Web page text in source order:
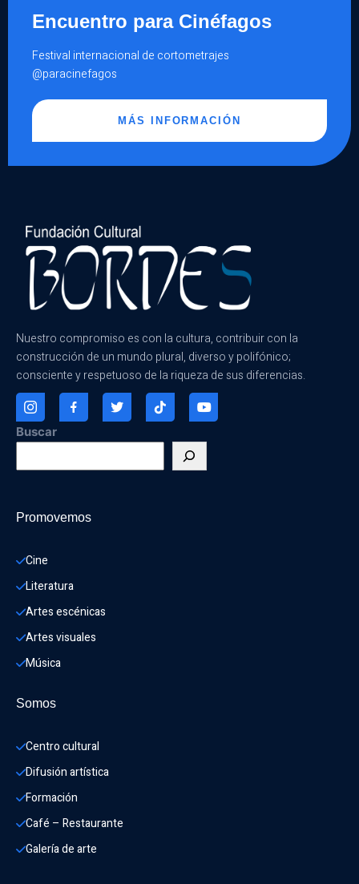
Encuentro para Cinéfagos
Festival internacional de cortometrajes
@paracinefagos
MÁS INFORMACIÓN
Nuestro compromiso es con la cultura, contribuir con la
construcción de un mundo plural, diverso y polifónico;
consciente y respetuoso de la riqueza de sus diferencias.
Buscar
Promovemos
Cine
Literatura
Artes escénicas
Artes visuales
Música
Somos
Centro cultural
Difusión artística
Formación
Café – Restaurante
Galería de arte